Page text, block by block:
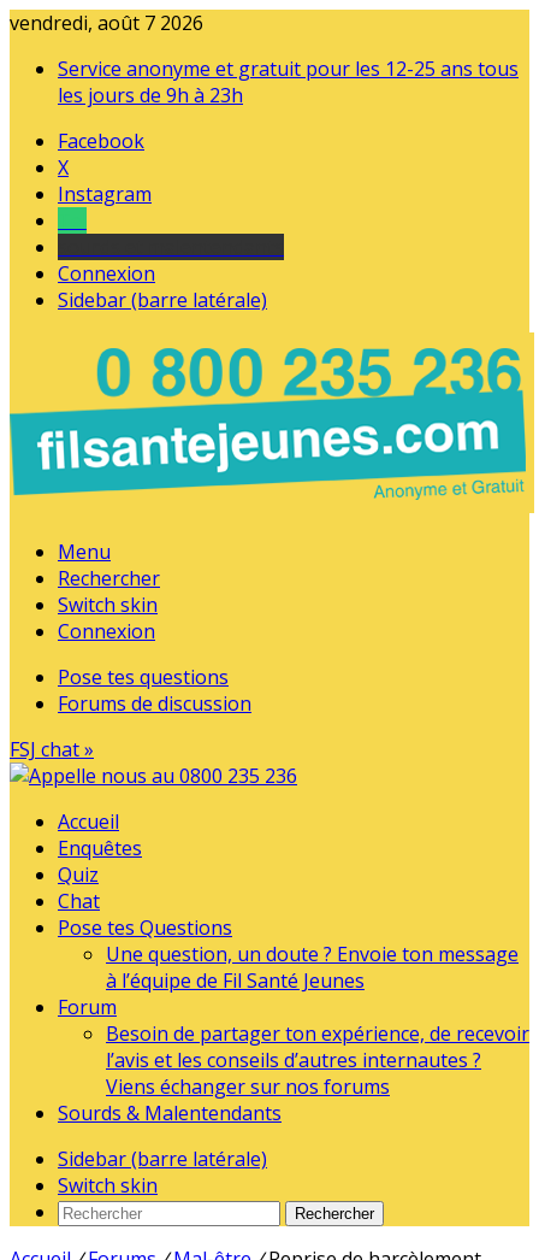
vendredi, août 7 2026
Service anonyme et gratuit pour les 12-25 ans tous
les jours de 9h à 23h
Facebook
X
Instagram
Connexion
Sidebar (barre latérale)
Menu
Rechercher
Switch skin
Connexion
Pose tes questions
Forums de discussion
FSJ chat »
Accueil
Enquêtes
Quiz
Chat
Pose tes Questions
Une question, un doute ? Envoie ton message
à l’équipe de Fil Santé Jeunes
Forum
Besoin de partager ton expérience, de recevoir
l’avis et les conseils d’autres internautes ?
Viens échanger sur nos forums
Sourds & Malentendants
Sidebar (barre latérale)
Switch skin
Rechercher